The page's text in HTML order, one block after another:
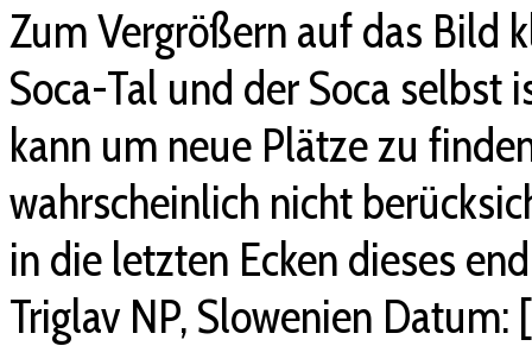
Zum Vergrößern auf das Bild
Soca-Tal und der Soca selbst
kann um neue Plätze zu
wahrscheinlich nicht
in die letzten Ecken dieses
Triglav NP, Slowenien Datum: